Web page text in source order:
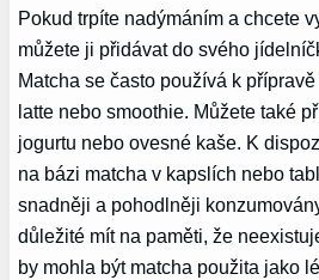
Pokud trpíte nadýmáním a chcete
můžete ji přidávat do svého
Matcha se často používá k
latte nebo smoothie. Můžete také
jogurtu nebo ovesné kaše. K
na bázi matcha v kapslích nebo
snadněji a pohodlněji
důležité mít na paměti, že
by mohla být matcha použita jako